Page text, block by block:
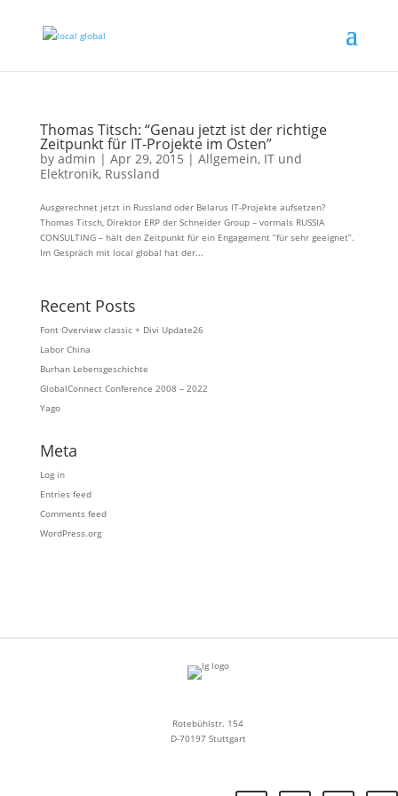
Thomas Titsch: “Genau jetzt ist der richtige
Zeitpunkt für IT-Projekte im Osten”
by admin | Apr 29, 2015 | Allgemein, IT und
Elektronik, Russland
Ausgerechnet jetzt in Russland oder Belarus IT-Projekte aufsetzen?
Thomas Titsch, Direktor ERP der Schneider Group – vormals RUSSIA
CONSULTING – hält den Zeitpunkt für ein Engagement “für sehr geeignet”.
Im Gespräch mit local global hat der...
Recent Posts
Font Overview classic + Divi Update26
Labor China
Burhan Lebensgeschichte
GlobalConnect Conference 2008 – 2022
Yago
Meta
Log in
Entries feed
Comments feed
WordPress.org
Rotebühlstr. 154
D-70197 Stuttgart